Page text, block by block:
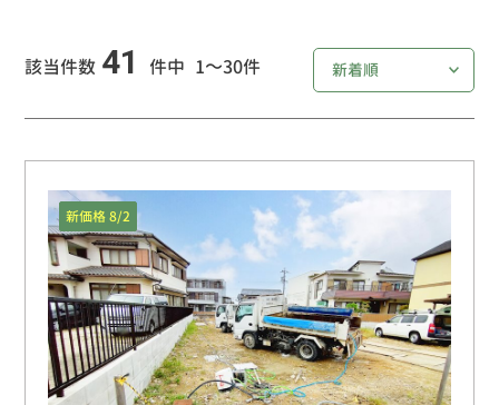
該当件数 41 件中 1～30件
新価格 8/2